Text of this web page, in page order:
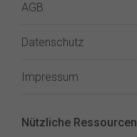
AGB
Datenschutz
Impressum
Nützliche Ressourcen